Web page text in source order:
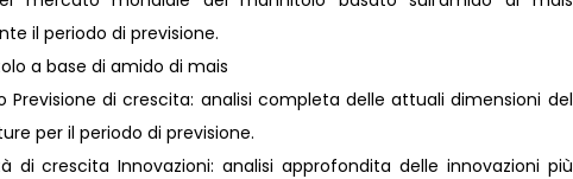
il periodo di previsione.
a base di amido di mais
di crescita: analisi completa delle attuali dimensioni del
per il periodo di previsione.
di crescita Innovazioni: analisi approfondita delle innovazioni più